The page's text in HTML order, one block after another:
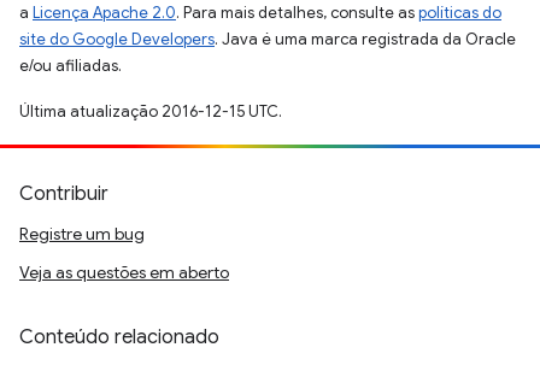
a Licença Apache 2.0. Para mais detalhes, consulte aspolíticas do
site do Google Developers. Java é uma marca registrada da Oracle
e/ou afiliadas.
Última atualização 2016-12-15 UTC.
Contribuir
Registre um bug
Veja as questões em aberto
Conteúdo relacionado